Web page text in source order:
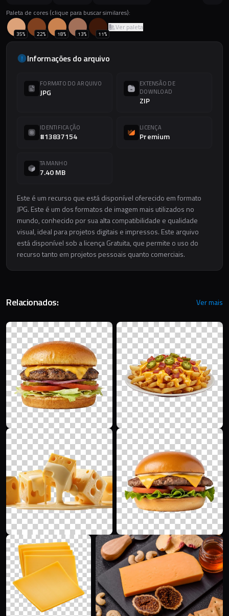
Paleta de cores (clique para buscar similares):
35% 22% 18% 13% 11%
Ver paleta
Informações do arquivo
FORMATO DO ARQUIVO
JPG
EXTENSÃO DE
DOWNLOAD
ZIP
IDENTIFICAÇÃO
#13837154
LICENÇA
Premium
TAMANHO
7.40 MB
Este é um recurso que está disponível oferecido em formato
JPG. Este é um dos formatos de imagem mais utilizados no
mundo, conhecido por sua alta compatibilidade e qualidade
visual, ideal para projetos digitais e impressos. Este arquivo
está disponível sob a licença Gratuita, que permite o uso do
recurso tanto em projetos pessoais quanto comerciais.
Relacionados: Ver mais